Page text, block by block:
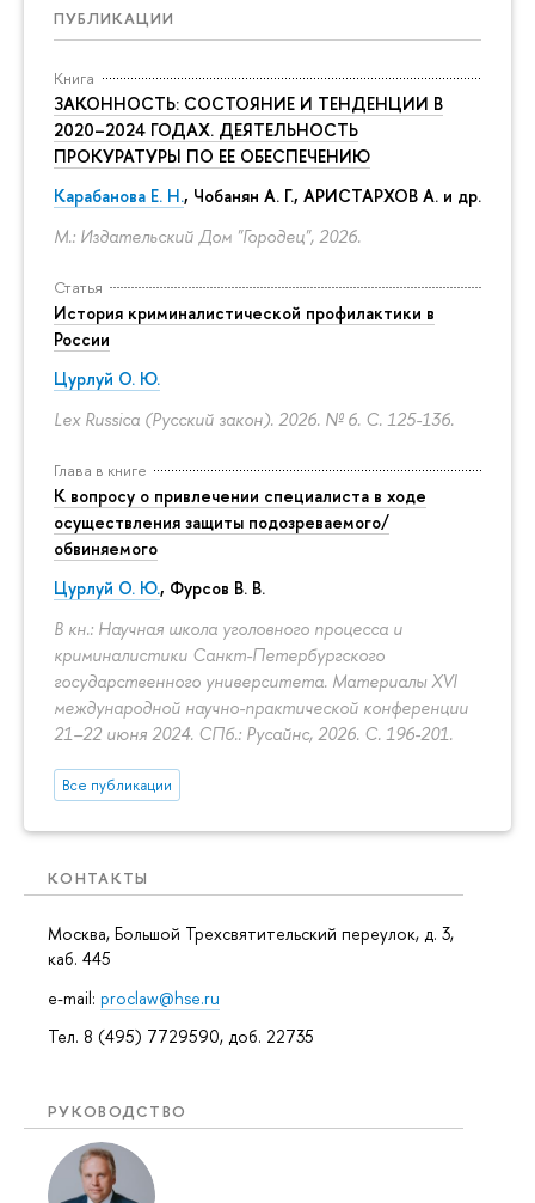
ПУБЛИКАЦИИ
Книга
ЗАКОННОСТЬ: СОСТОЯНИЕ И ТЕНДЕНЦИИ В
2020–2024 ГОДАХ. ДЕЯТЕЛЬНОСТЬ
ПРОКУРАТУРЫ ПО ЕЕ ОБЕСПЕЧЕНИЮ
Карабанова Е. Н., Чобанян А. Г., АРИСТАРХОВ А. и др.
М.: Издательский Дом "Городец", 2026.
Статья
История криминалистической профилактики в
России
Цурлуй О. Ю.
Lex Russica (Русский закон). 2026. № 6. С. 125-136.
Глава в книге
К вопросу о привлечении специалиста в ходе
осуществления защиты подозреваемого/
обвиняемого
Цурлуй О. Ю., Фурсов В. В.
В кн.: Научная школа уголовного процесса и
криминалистики Санкт-Петербургского
государственного университета. Материалы XVI
международной научно-практической конференции
21–22 июня 2024. СПб.: Русайнс, 2026. С. 196-201.
Все публикации
КОНТАКТЫ
Москва, Большой Трехсвятительский переулок, д. 3,
каб. 445
e-mail: proclaw@hse.ru
Тел. 8 (495) 7729590, доб. 22735
РУКОВОДСТВО